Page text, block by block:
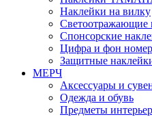
Наклейки на вилку
Светоотражающие
Спонсорские
Цифра и фон
Защитные
МЕРЧ
Аксессуары и
Одежда и обувь
Предметы